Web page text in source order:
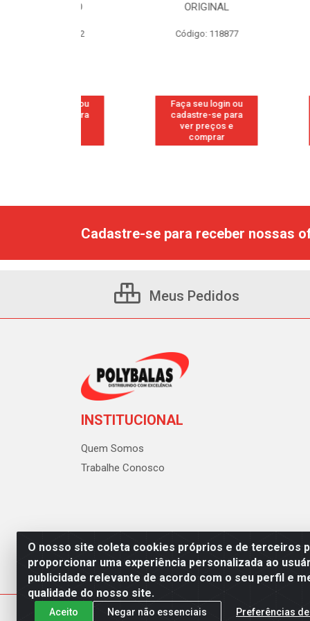
Código: 118877
Faça seu login ou
cadastre-se para
ver preços e
Faça
ver
O nosso site coleta cookies próprios e de terceiros
proporcionar uma experiência personalizada ao
publicidade relevante de acordo com o seu perfil e
qualidade do nosso site.
Aceito Negar não essenciais Preferências
Cadastre-se para receber nossas
Meus Pedidos
INSTITUCIONAL
Quem Somos
Trabalhe Conosco
Polybalas - Rua João Miguel